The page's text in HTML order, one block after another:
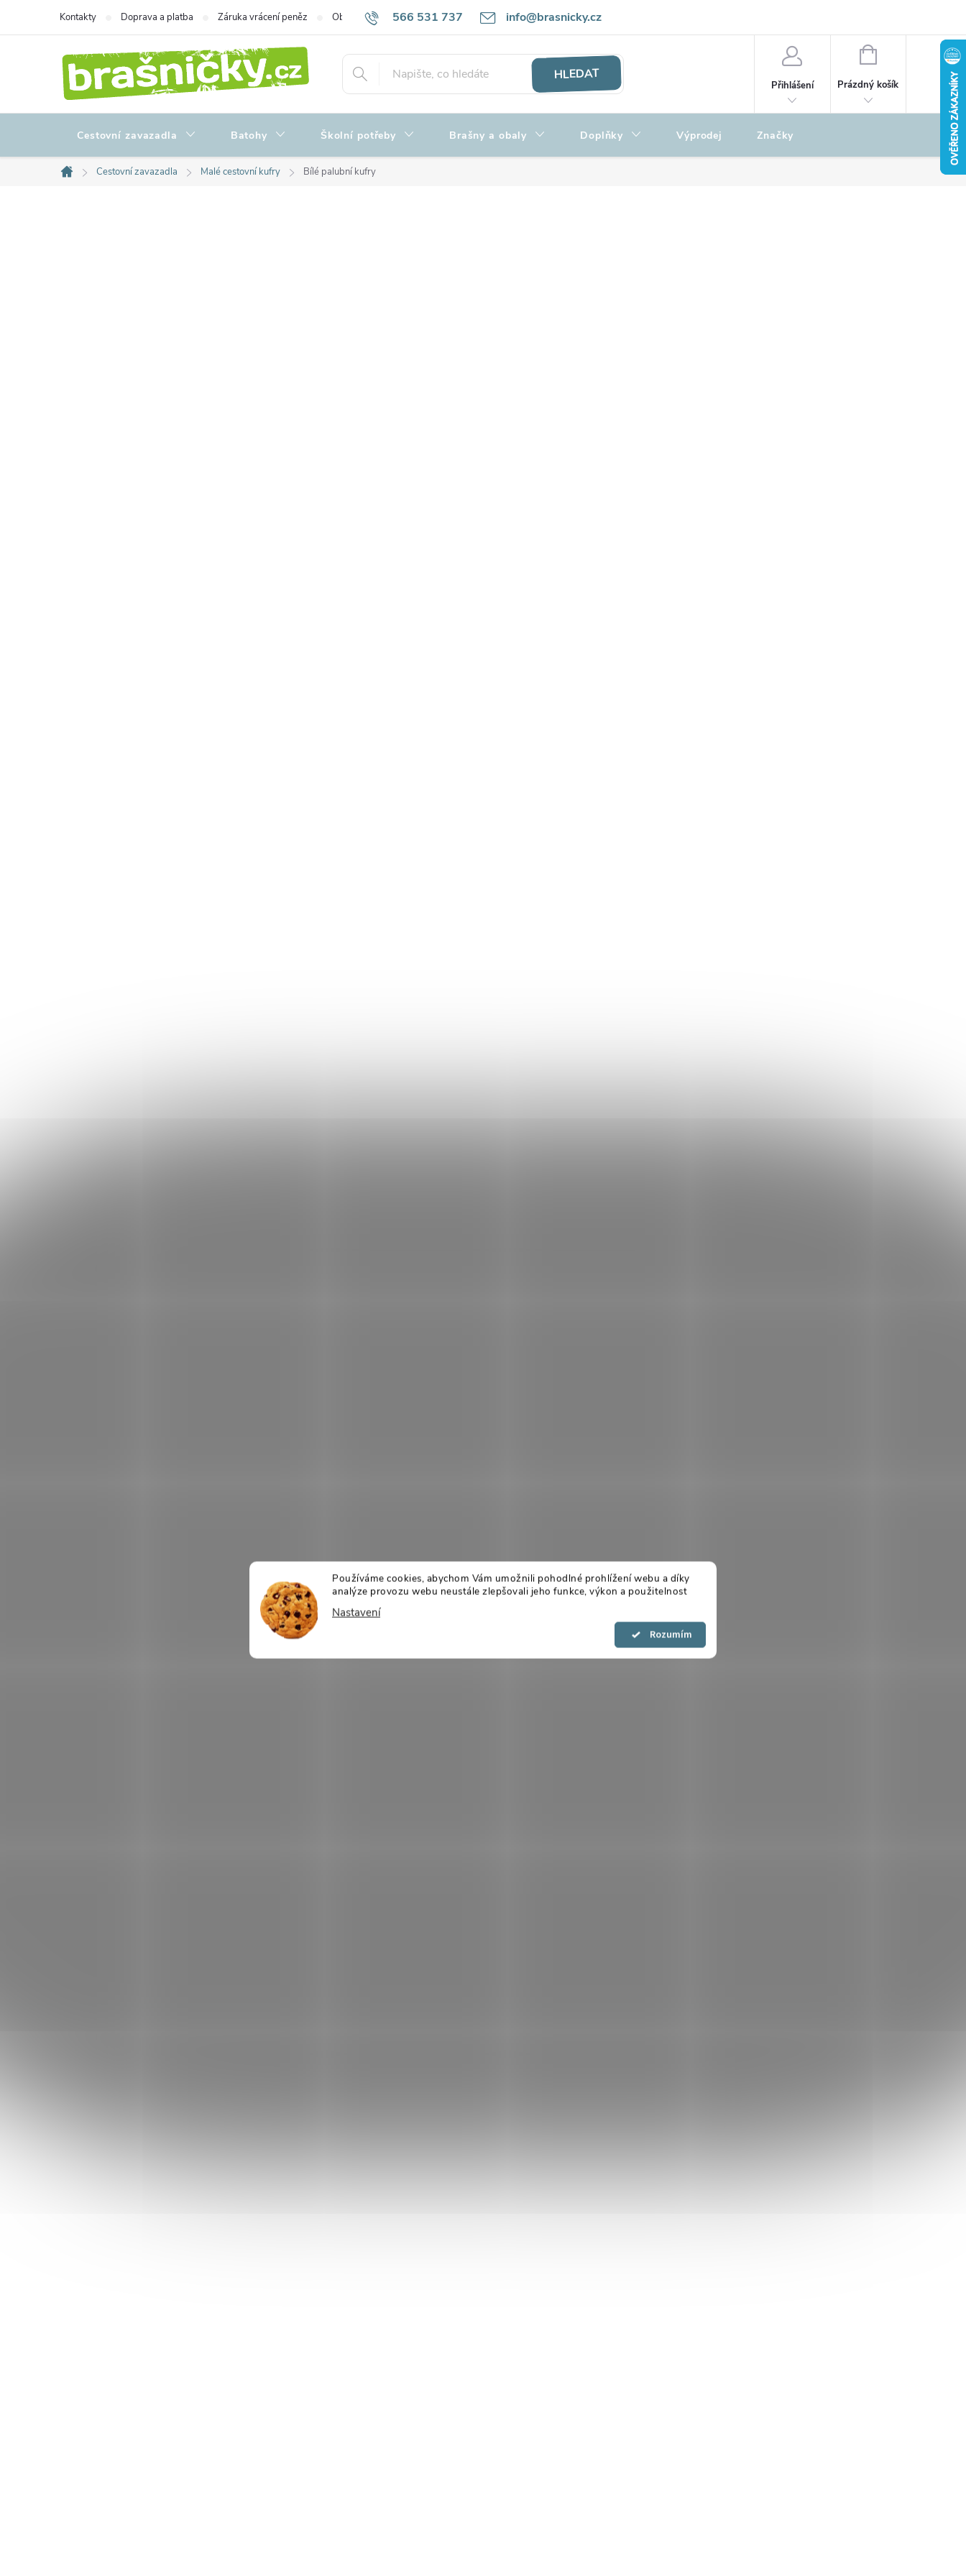
Používáme cookies, abychom Vám umožnili pohodlné prohlížení webu a díky
analýze provozu webu neustále zlepšovali jeho funkce, výkon a použitelnost
Nastavení
Souhlasím
566 531 737 info@brasnicky.cz
Kontakty Doprava a platba Záruka vrácení peněz Obchodní podmínky Zpracování osobních údajů Hodnocení obchodu
HLEDAT
Přihlášení
NÁKUPNÍ
Prázdný košík
Cestovní zavazadla Batohy Školní potřeby Brašny a obaly Doplňky Výprodej Značky
Domů
Cestovní zavazadla Malé cestovní kufry Bílé palubní kufry